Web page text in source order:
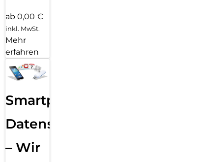
ab 0,00 €
inkl. MwSt.
Mehr
erfahren
Smartphone
Datensicherung
– Wir